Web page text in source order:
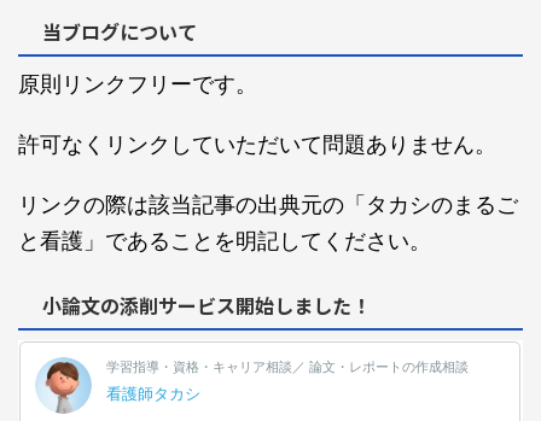
当ブログについて
原則リンクフリーです。
許可なくリンクしていただいて問題ありません。
リンクの際は該当記事の出典元の「タカシのまるご
と看護」であることを明記してください。
小論文の添削サービス開始しました！